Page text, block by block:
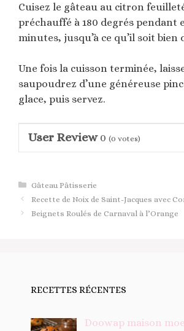
Cuisez le gâteau au citron
préchauffé à 180 degrés pendant
minutes, jusqu’à ce qu’il soit bien
Une fois la cuisson terminée,
saupoudrez d’une généreuse
glace, puis servez.
User Review 0 (0 votes)
Catégories
Gâteau Pâtisserie
Recette de Noix de Saint-Jacques avec
Beignets Roulés de Carnaval à l’Orange
RECETTES RÉCENTES
Doowap maison